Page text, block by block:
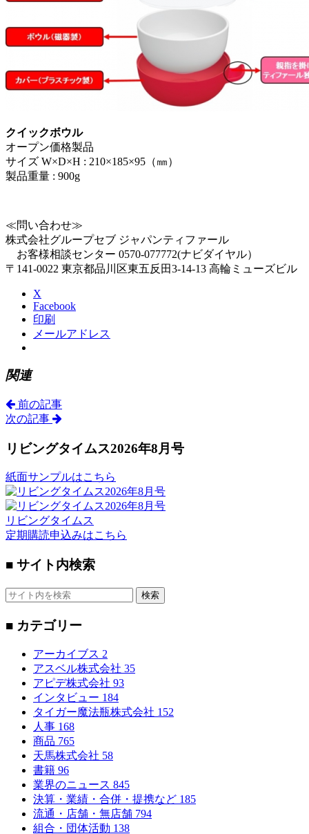
クイックボウル
オープン価格製品
サイズ W×D×H : 210×185×95（㎜）
製品重量 : 900g
≪問い合わせ≫
株式会社グループセブ ジャパンティファール
お客様相談センター 0570-077772(ナビダイヤル）
〒141-0022 東京都品川区東五反田3-14-13 高輪ミューズビル
X
Facebook
印刷
メールアドレス
関連
前の記事
次の記事
リビングタイムス2026年8月号
紙面サンプルはこちら
リビングタイムス
定期購読申込みはこちら
■ サイト内検索
検索
■ カテゴリー
アーカイブス 2
アスベル株式会社 35
アピデ株式会社 93
インタビュー 184
タイガー魔法瓶株式会社 152
人事 168
商品 765
天馬株式会社 58
書籍 96
業界のニュース 845
決算・業績・合併・提携など 185
流通・店舗・無店舗 794
組合・団体活動 138